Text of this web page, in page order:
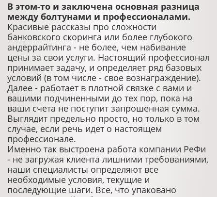
В этом-то и заключена основная разница
между болтунами и профессионалами.
Красивые рассказы про сложности
банковского скоринга или более глубокого
андеррайтинга - не более, чем набивание
цены за свои услуги. Настоящий профессионал
принимает задачу, и определяет ряд базовых
условий (в том числе - свое вознаграждение).
Далее - работает в плотной связке с вами и
вашими подчиненными до тех пор, пока на
ваши счета не поступит запрошенная сумма.
Выглядит предельно просто, но только в том
случае, если речь идет о настоящем
профессионале.
Именно так выстроена работа компании РеФи
- не загружая клиента лишними требованиями,
наши специалисты определяют все
необходимые условия, текущие и
последующие шаги. Все, что упаковано